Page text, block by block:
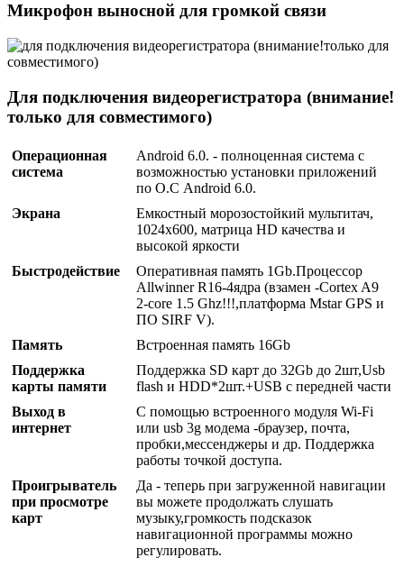
Микрофон выносной для громкой связи
Для подключения видеорегистратора (внимание!
только для совместимого)
Операционная
система
Android 6.0. - полноценная система с
возможностью установки приложений
по О.С Android 6.0.
Экрана
Емкостный морозостойкий мультитач,
1024х600, матрица HD качества и
высокой яркости
Быстродействие
Оперативная память 1Gb.Процессор
Allwinner R16-4ядра (взамен -Сortex A9
2-core 1.5 Ghz!!!,платформа Mstar GPS и
ПО SIRF V).
Память
Встроенная память 16Gb
Поддержка
карты памяти
Поддержка SD карт до 32Gb до 2шт,Usb
flash и HDD*2шт.+USB с передней части
Выход в
интернет
С помощью встроенного модуля Wi-Fi
или usb 3g модема -браузер, почта,
пробки,мессенджеры и др. Поддержка
работы точкой доступа.
Проигрыватель
при просмотре
карт
Да - теперь при загруженной навигации
вы можете продолжать слушать
музыку,громкость подсказок
навигационной программы можно
регулировать.